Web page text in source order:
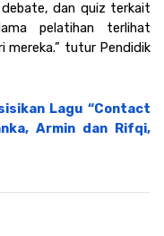
dan quiz terkait
pelatihan terlihat
mereka.” tutur Pendidik
Lagu “Contact
Armin dan Rifqi,